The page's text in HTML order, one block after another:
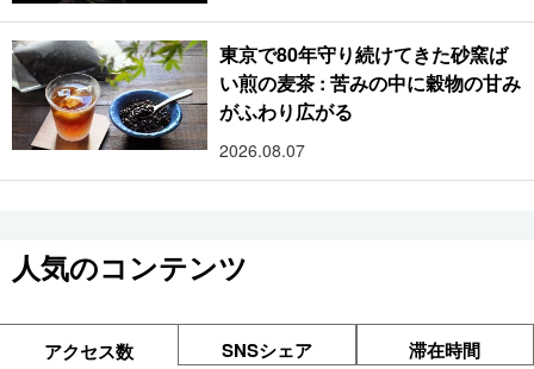
東京で80年守り続けてきた砂窯ば
い煎の麦茶 : 苦みの中に穀物の甘み
がふわり広がる
2026.08.07
人気のコンテンツ
アクセス数 SNSシェア 滞在時間